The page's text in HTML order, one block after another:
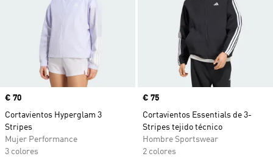
Precio
€ 70
Cortavientos Hyperglam 3
Stripes
Mujer Performance
3 colores
Precio
€ 75
Cortavientos Essentials de 3-
Stripes tejido técnico
Hombre Sportswear
2 colores